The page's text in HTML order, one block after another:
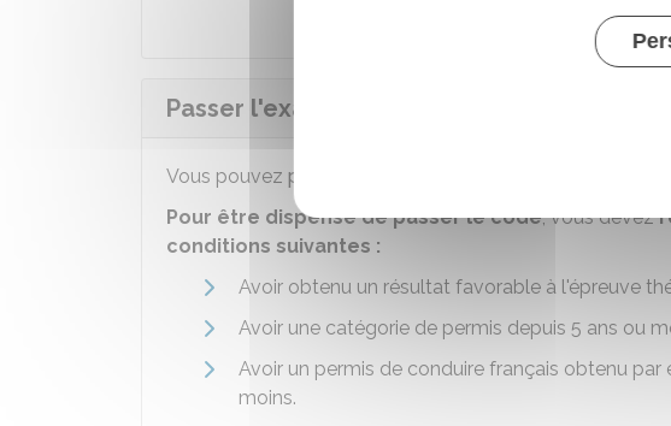
Passer l'examen du code (épreuve
Vous pouvez passer le code (ETG) via une auto-école
Pour être dispensé de passer le code, vous devez
conditions suivantes :
Avoir obtenu un résultat favorable à l'épreuve
Avoir une catégorie de permis depuis 5 ans ou
Avoir un permis de conduire français obtenu
moins.